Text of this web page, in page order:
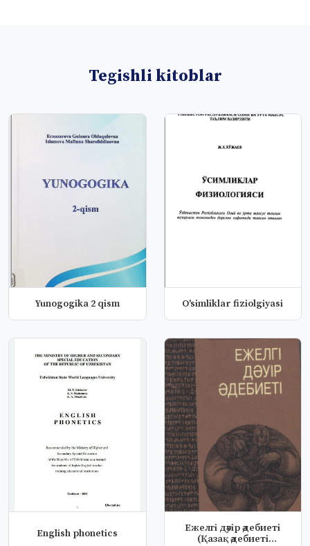
Tegishli kitoblar
Yunogogika 2 qism O'simliklar fiziolgiyasi
English phonetics
Ежелгі дәуір әдебиеті
(Қазақ әдебиеті